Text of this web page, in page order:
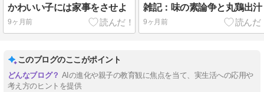
かわいい子には家事をさせよ
9ヶ月前
雑記：味の素論争と丸鶏出汁
9ヶ月前
このブログのここがポイント
AIの進化や親子の教育観に焦点を当て、実生活への応用や
考え方のヒントを提供